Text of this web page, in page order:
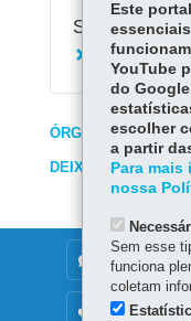
Serviços
Fazer
ÓRGÃO
DEIXE SUA OPINIÃO
DENUNCIE
OUVIDORIA
Este
YouTube
do
escolher
a partir
Para
nossa
Sem esse
funciona
coletam